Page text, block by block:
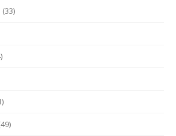
(33)